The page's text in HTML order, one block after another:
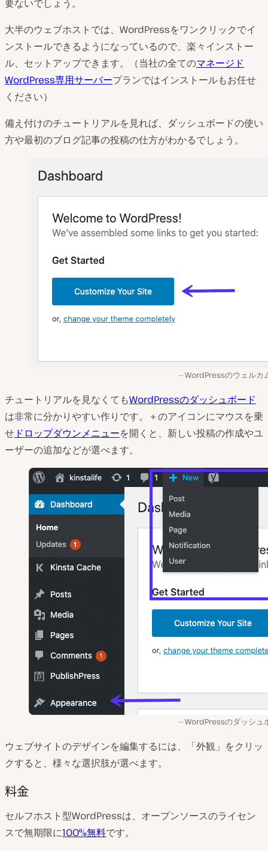
要ないでしょう。
大半のウェブホストでは、WordPressをワンクリックでイ
ンストールできるようになっているので、楽々インストー
ル、セットアップできます。（当社の全てのマネージド
WordPress専用サーバープランではインストールもお任せ
ください）
備え付けのチュートリアルを見れば、ダッシュボードの使い
方や最初のブログ記事の投稿の仕方がわかるでしょう。
WordPressのウェルカ
チュートリアルを見なくてもWordPressのダッシュボード
は非常に分かりやすい作りです。＋のアイコンにマウスを乗
せ ドロップダウンメニューを開くと、新しい投稿の作成やユ
ーザーの追加などが選べます。
WordPressのダッシュ
ウェブサイトのデザインを編集するには、「外観」をクリッ
クすると、様々な選択肢が選べます。
料金
セルフホスト型WordPressは、オープンソースのライセン
スで無期限に100%無料です。